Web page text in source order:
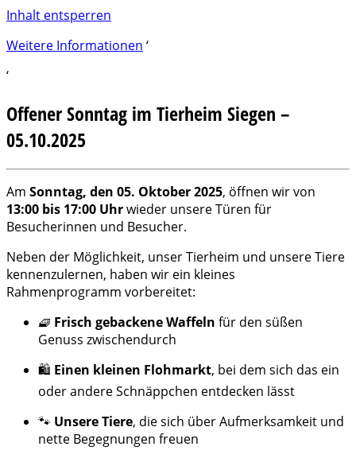
Inhalt entsperren
Weitere Informationen ‘
‘
Offener Sonntag im Tierheim Siegen –
05.10.2025
Am Sonntag, den 05. Oktober 2025, öffnen wir von
13:00 bis 17:00 Uhrwieder unsere Türen für
Besucherinnen und Besucher.
Neben der Möglichkeit, unser Tierheim und unsere Tiere
kennenzulernen, haben wir ein kleines
Rahmenprogramm vorbereitet:
🧇 Frisch gebackene Waffeln für den süßen
Genuss zwischendurch
🛍️ Einen kleinen Flohmarkt, bei dem sich das ein
oder andere Schnäppchen entdecken lässt
🐾 Unsere Tiere, die sich über Aufmerksamkeit und
nette Begegnungen freuen